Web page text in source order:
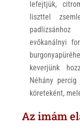
lefejtjük,
liszttel
evőkanálnyi
keverjünk
Néhány
köreteként,
Az imám